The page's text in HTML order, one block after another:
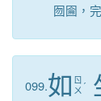
囫圇，
099.如 ㄖ
ㄨ ˊ